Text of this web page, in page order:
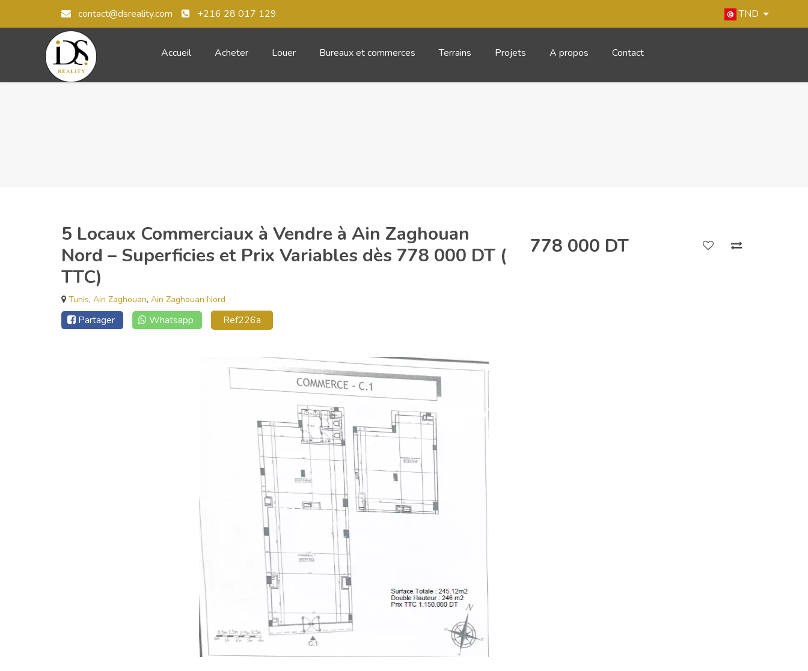
contact@dsreality.com +216 28 017 129 TND
Accueil Acheter Louer Bureaux et commerces Terrains Projets A propos Contact
5 Locaux Commerciaux à Vendre à Ain Zaghouan
Nord – Superficies et Prix Variables dès 778 000 DT (
TTC)
Tunis, Ain Zaghouan, Ain Zaghouan Nord
Partager Whatsapp Ref226a
778 000 DT